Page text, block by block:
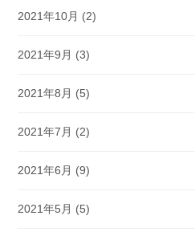
2021年10月 (2)
2021年9月 (3)
2021年8月 (5)
2021年7月 (2)
2021年6月 (9)
2021年5月 (5)